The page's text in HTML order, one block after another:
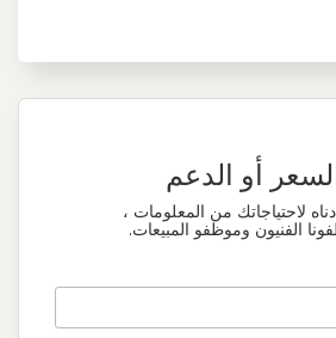
أو الدعم
لاحتياجاتك من المعلومات ،
الفنيون وموظفو المبيعات.